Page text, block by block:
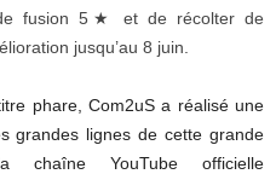
fusion 5★ et de récolter de
jusqu’au 8 juin.
phare, Com2uS a réalisé une
grandes lignes de cette grande
chaîne YouTube officielle